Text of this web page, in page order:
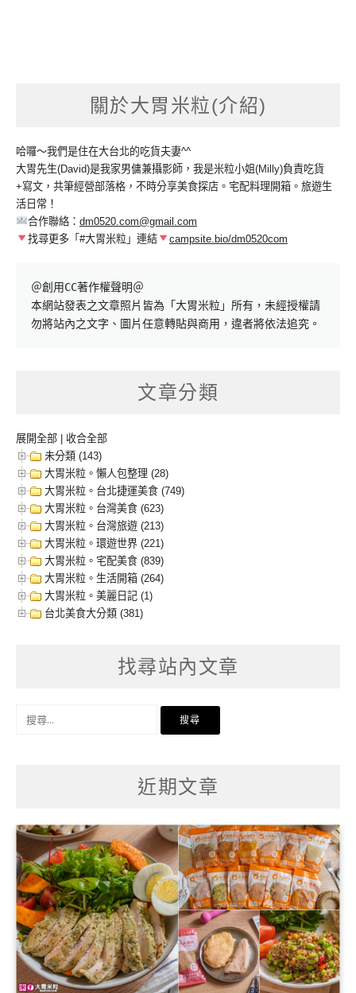
關於大胃米粒(介紹)
哈囉～我們是住在大台北的吃貨夫妻^^
大胃先生(David)是我家男傭兼攝影師，我是米粒小姐(Milly)負責吃貨
+寫文，共筆經營部落格，不時分享美食探店。宅配料理開箱。旅遊生
活日常！
合作聯絡： dm0520.com@gmail.com
找尋更多「#大胃米粒」連結
campsite.bio/dm0520com
＠創用CC著作權聲明＠
本網站發表之文章照片皆為「大胃米粒」所有，未經授權請
勿將站內之文字、圖片任意轉貼與商用，違者將依法追究。
文章分類
展開全部 | 收合全部
未分類 (143)
大胃米粒。懶人包整理 (28)
大胃米粒。台北捷運美食 (749)
大胃米粒。台灣美食 (623)
大胃米粒。台灣旅遊 (213)
大胃米粒。環遊世界 (221)
大胃米粒。宅配美食 (839)
大胃米粒。生活開箱 (264)
大胃米粒。美麗日記 (1)
台北美食大分類 (381)
找尋站內文章
近期文章